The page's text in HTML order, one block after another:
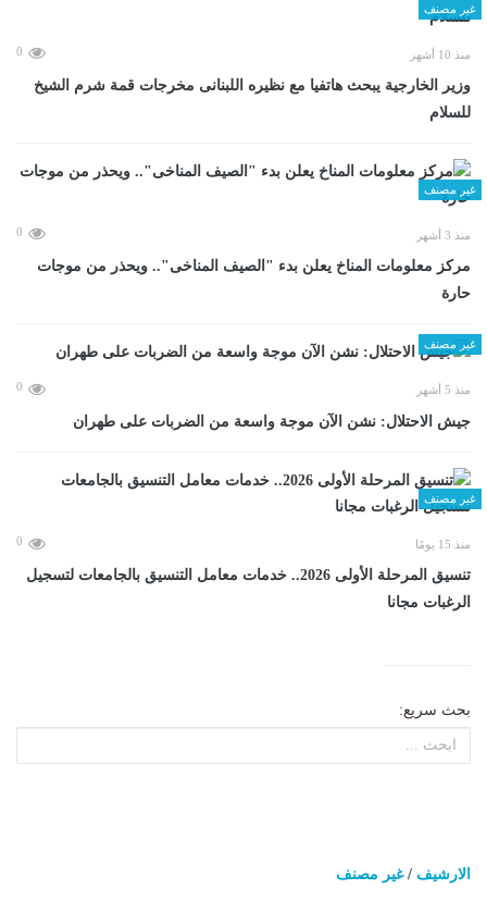
غير مصنف
منذ 10 أشهر 0
وزير الخارجية يبحث هاتفيا مع نظيره اللبنانى مخرجات قمة شرم الشيخ
للسلام
غير مصنف
منذ 3 أشهر 0
مركز معلومات المناخ يعلن بدء "الصيف المناخى".. ويحذر من موجات
حارة
غير مصنف
منذ 5 أشهر 0
جيش الاحتلال: نشن الآن موجة واسعة من الضربات على طهران
غير مصنف
منذ 15 يومًا 0
تنسيق المرحلة الأولى 2026.. خدمات معامل التنسيق بالجامعات لتسجيل
الرغبات مجانا
بحث سريع:
الارشيف /غير مصنف